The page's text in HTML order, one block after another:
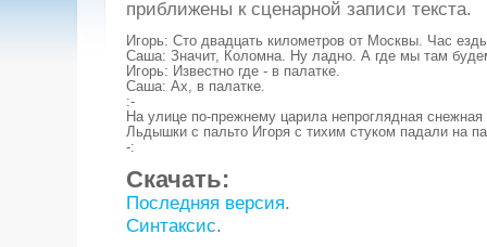
приближены к сценарной записи текста.
Игорь: Сто двадцать километров от Москвы. Час
Саша: Значит, Коломна. Ну ладно. А где мы там
Игорь: Известно где - в палатке.
Саша: Ах, в палатке.
:-
На улице по-прежнему царила непроглядная снежная
Льдышки с пальто Игоря с тихим стуком падали на
-:
Скачать:
Последняя версия.
Синтаксис.